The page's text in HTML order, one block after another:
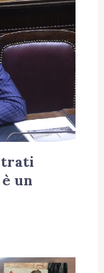
un